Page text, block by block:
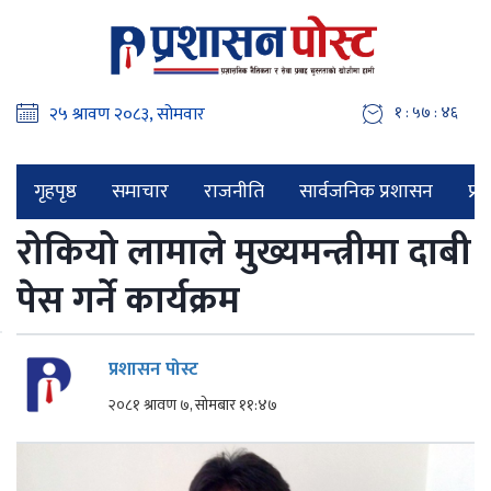
१ : ५७ : ४७
गृहपृष्ठ समाचार राजनीति सार्वजनिक प्रशासन
रोकियो लामाले मुख्यमन्त्रीमा दाबी
पेस गर्ने कार्यक्रम
प्रशासन पोस्ट
२०८१ श्रावण ७, सोमबार ११:४७